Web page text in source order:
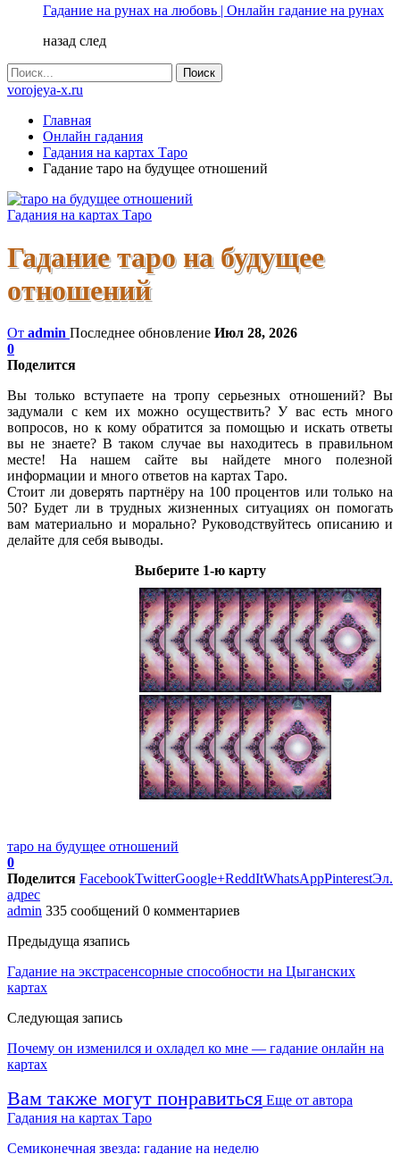
Гадание на рунах на любовь | Онлайн гадание на рунах
назад след
vorojeya-x.ru
Главная
Онлайн гадания
Гадания на картах Таро
Гадание таро на будущее отношений
Гадания на картах Таро
Гадание таро на будущее
отношений
От admin Последнее обновление Июл 28, 2026
0
Поделится
Вы только вступаете на тропу серьезных отношений? Вы
задумали с кем их можно осуществить? У вас есть много
вопросов, но к кому обратится за помощью и искать ответы
вы не знаете? В таком случае вы находитесь в правильном
месте! На нашем сайте вы найдете много полезной
информации и много ответов на картах Таро.
Стоит ли доверять партнёру на 100 процентов или только на
50? Будет ли в трудных жизненных ситуациях он помогать
вам материально и морально? Руководствуйтесь описанию и
делайте для себя выводы.
Выберите 1-ю карту
таро на будущее отношений
0
Поделится FacebookTwitterGoogle+ReddItWhatsAppPinterestЭл.
адрес
admin 335 сообщений 0 комментариев
Предыдуща язапись
Гадание на экстрасенсорные способности на Цыганских
картах
Следующая запись
Почему он изменился и охладел ко мне — гадание онлайн на
картах
Вам также могут понравиться Еще от автора
Гадания на картах Таро
Семиконечная звезда: гадание на неделю